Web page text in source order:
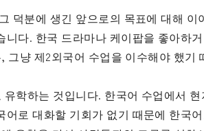
덕분에 생긴 앞으로의 목표에 대해 이
다. 한국 드라마나 케이팝을 좋아하
냥 제2외국어 수업을 이수해야 했
학하는 것입니다. 한국어 수업에서
로 대화할 기회가 없기 때문에 한국